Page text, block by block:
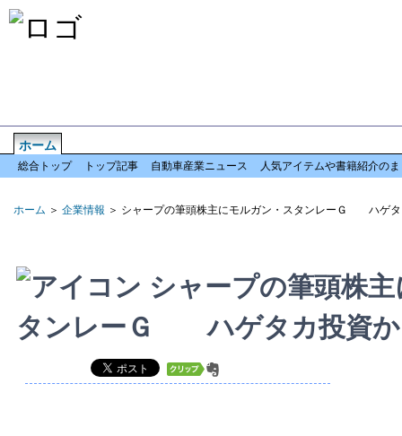
ホーム
総合トップ トップ記事 自動車産業ニュース 人気アイテムや書籍紹介の
ホーム ＞ 企業情報 ＞ シャープの筆頭株主にモルガン・スタンレーＧ ハゲタ
シャープの筆頭株
タンレーＧ ハゲタカ投資